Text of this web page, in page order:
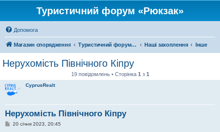
Туристичний форум «Рюкзак»
Допомога
Магазин спорядження Туристичний форум «Рюкзак» Наші захоплення Інше
Нерухомість Північного Кіпру
19 повідомлень • Сторінка 1 з 1
CyprusRealt
Нерухомість Північного Кіпру
П20 січня 2023, 20:45